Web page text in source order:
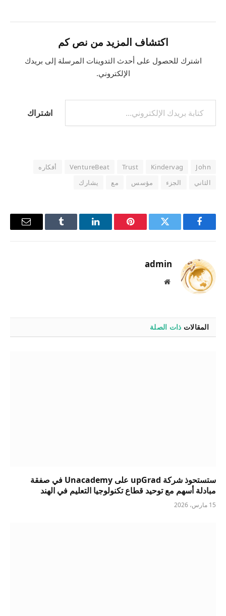
اكتشاف المزيد من نص كم
اشترك للحصول على أحدث التدوينات المرسلة إلى بريدك
الإلكتروني.
اشتراك
John
Kindervag
Trust
VentureBeat
أفكاره
الثاني
الجزء مؤسس مع يشارك
فيسبوك تويتر بينتيريستلينكدإن Tumblr
البريد
admin
موقع
المقالات ذات الصلة
ستستحوذ شركة upGrad على Unacademy في صفقة
مبادلة أسهم مع توحيد قطاع تكنولوجيا التعليم في الهند
15 مارس، 2026